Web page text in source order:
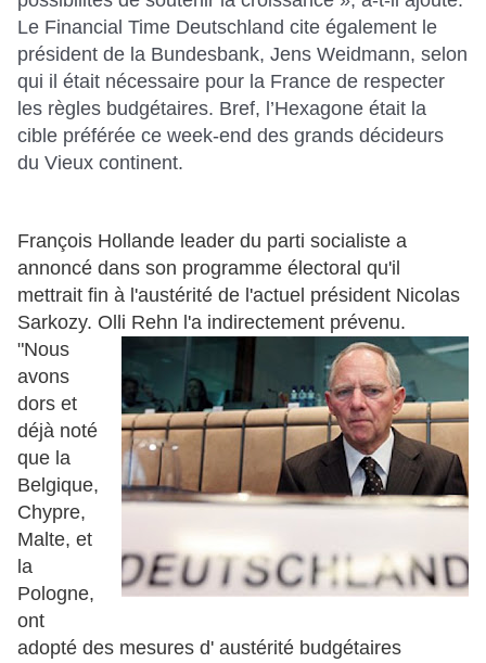
Le Financial Time Deutschland cite également le
président de la Bundesbank, Jens Weidmann, selon
qui il était nécessaire pour la France de respecter
les règles budgétaires. Bref, l’Hexagone était la
cible préférée ce week-end des grands décideurs
du Vieux continent.
François Hollande leader du parti socialiste a
annoncé dans son programme électoral qu'il
mettrait fin à l'austérité de l'actuel président Nicolas
Sarkozy. Olli Rehn l'a indirectement prévenu.
"Nous
avons
dors et
déjà noté
que la
Belgique,
Chypre,
Malte, et
la
Pologne,
ont
adopté des mesures d' austérité budgétaires